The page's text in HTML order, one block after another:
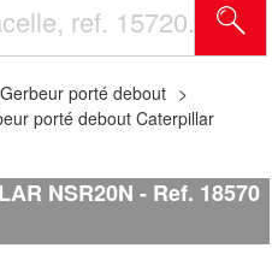
Gerbeur porté debout
porté debout Caterpillar
NSR20N Ref. 18570